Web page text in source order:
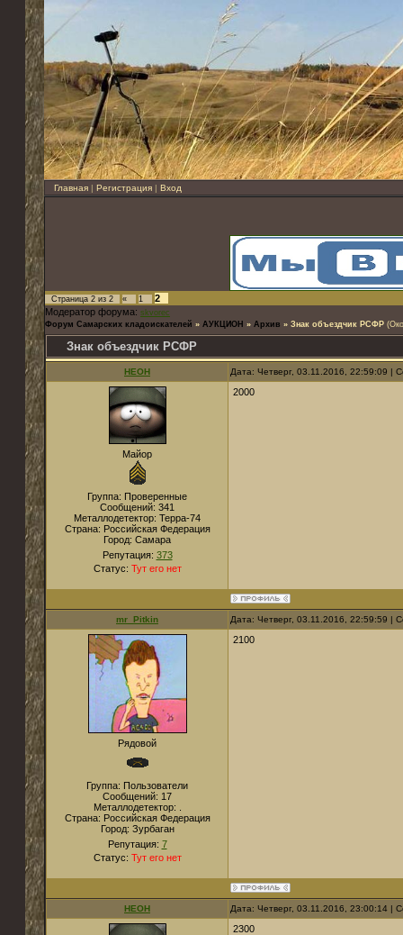
Главная | Регистрация | Вход
Страница 2 из 2 « 1
2
Модератор форума: skvorec
Форум Самарских кладоискателей » АУКЦИОН » Архив » Знак объездчик РСФР
Знак объездчик РСФР
НЕОН Дата: Четверг, 03.11.2016, 22:59:09 |
Майор
Группа: Проверенные
Сообщений: 341
Металлодетектор: Терра-74
Страна: Российская Федерация
Город: Самара
Репутация: 373
Статус: Тут его нет
2000
mr_Pitkin Дата: Четверг, 03.11.2016, 22:59:59 |
Рядовой
Группа: Пользователи
Сообщений: 17
Металлодетектор:
Страна: Российская Федерация
Город: Зурбаган
Репутация: 7
Статус: Тут его нет
2100
НЕОН Дата: Четверг, 03.11.2016, 23:00:14 |
2300